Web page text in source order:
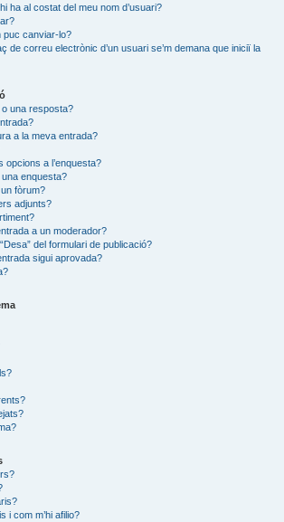
ha al costat del meu nom d’usuari?
puc canviar-lo?
de correu electrònic d’un usuari se’m demana que iniciï la
una resposta?
a la meva entrada?
opcions a l’enquesta?
enquesta?
fòrum?
adjunts?
a un moderador?
del formulari de publicació?
sigui aprovada?
i com m’hi afilio?